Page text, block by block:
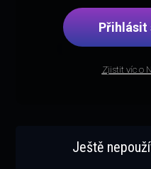
Přihlásit
Zjistit víc o
Ještě